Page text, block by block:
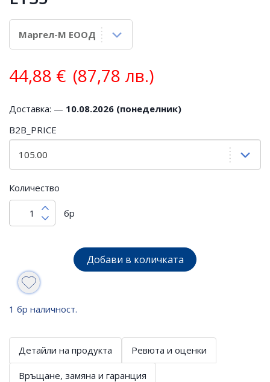
44,88 € (87,78 лв.)
Доставка: — 10.08.2026 (понеделник)
B2B_PRICE
Количество
бр
Добави в количката
1 бр наличност.
Детайли на продукта Ревюта и оценки
Връщане, замяна и гаранция